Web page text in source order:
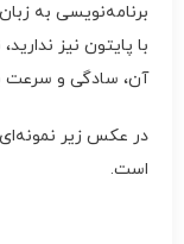
برنامه‌نویسی به
با پایتون نیز
آن، سادگی و سرعت
در عکس زیر نمونه‌ای
است.